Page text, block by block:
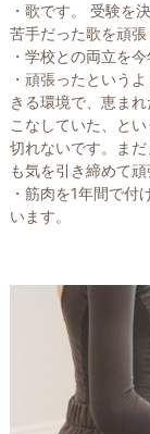
・歌です。 受験を
苦手だった歌を頑張
・学校との両立を
・頑張ったという
きる環境で、恵ま
こなしていた、と
切れないです。ま
も気を引き締めて頑
・筋肉を1年間で付
います。